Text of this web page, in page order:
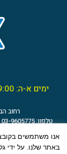
ימים א-ה: 13:00-9:00
רחוב הבנים 19 ת.ד. 607 בית
טלפון: 03-9605775 | פקס: 03-9601234 דוא"ל:
באתר שלנו. על ידי